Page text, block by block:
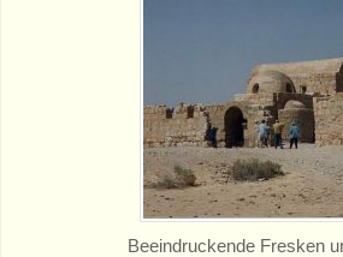
Beeindruckende Fresken